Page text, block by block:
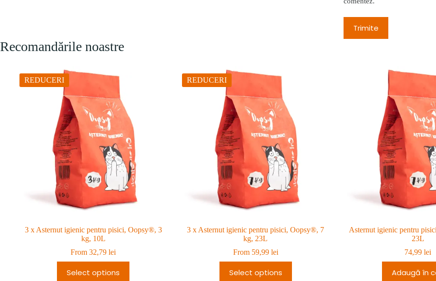
Trimite
Recomandările noastre
REDUCERI
3 x Asternut igienic pentru pisici, Oopsy®, 3
kg, 10L
From 32,79lei
Select options
REDUCERI
3 x Asternut igienic pentru pisici, Oopsy®, 7
kg, 23L
From 59,99 lei
Select options
Asternut igienic pentru
23L
74,99lei
Adaugă în